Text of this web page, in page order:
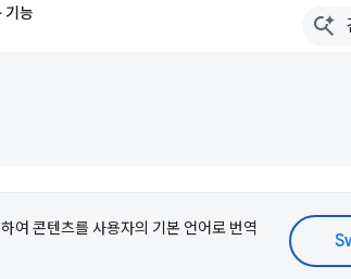
능
여 콘텐츠를 사용자의 기본 언어로 번역